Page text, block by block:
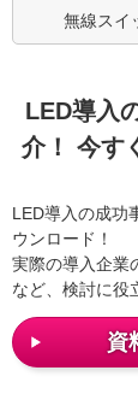
無線スイ
LED導入
介！ 今す
LED導入の成功
ウンロード！
実際の導入企業
など、検討に役
資